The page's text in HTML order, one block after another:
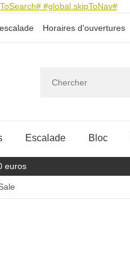
#global.skipToNav#
Horaires d'ouvertures
Escalade Bloc
euros